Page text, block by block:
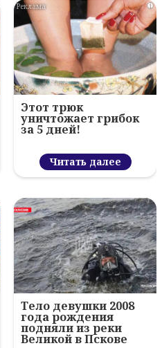
i
Этот трюк
уничтожает грибок
за 5 дней!
Читать далее
Тело девушки 2008
года рождения
подняли из реки
Великой в Пскове